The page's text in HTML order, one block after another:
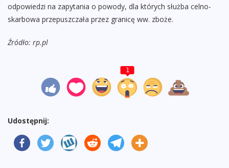
odpowiedzi na zapytania o powody, dla których służba celno-
skarbowa przepuszczała przez granicę ww. zboże.
Źródło: rp.pl
1
Udostępnij: